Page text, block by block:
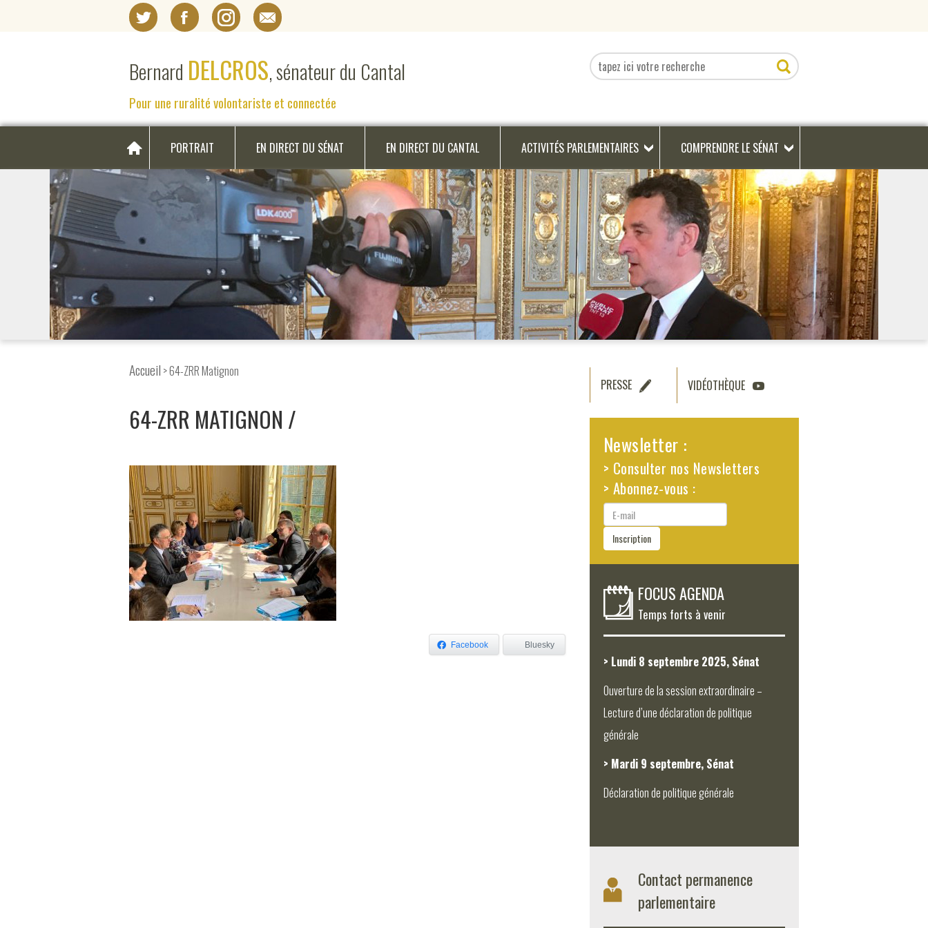
Bernard DELCROS, sénateur du Cantal
Pour une ruralité volontariste et connectée
PORTRAIT EN DIRECT DU SÉNAT EN DIRECT DU CANTAL ACTIVITÉS PARLEMENTAIRES COMPRENDRE LE SÉNAT
Accueil > 64-ZRR Matignon
64-ZRR MATIGNON
Facebook Bluesky
PRESSE VIDÉOTHÈQUE
Newsletter :
> Consulter nos Newsletters
> Abonnez-vous :
E-
mail
Inscription
FOCUS AGENDA
Temps forts à venir
> Lundi 8 septembre 2025, Sénat
Ouverture de la session extraordinaire –
Lecture d’une déclaration de politique
générale
> Mardi 9 septembre, Sénat
Déclaration de politique générale
Contact permanence
parlementaire